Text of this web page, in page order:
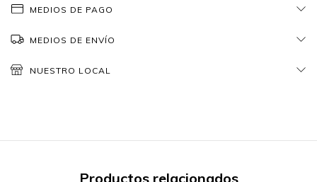
MEDIOS DE PAGO
MEDIOS DE ENVÍO
NUESTRO LOCAL
Productos relacionados